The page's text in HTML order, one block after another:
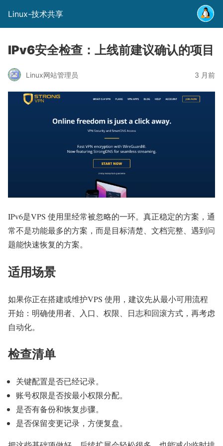
Linux-技术共享
IPv6安全检查：上线前建议确认的项目
Linux网站管理员 3 月前
IPv6是VPS 使用里经常被忽略的一环。真正稳定的方案，通
常不是功能最多的方案，而是目标清楚、文档完整、遇到问
题能快速恢复的方案。
适用场景
如果你正在搭建或维护VPS 使用，建议先从最小可用流程
开始：明确使用者、入口、权限、日志和回滚方式，再考虑
自动化。
检查清单
关键配置是否已经记录。
账号权限是否按最小权限分配。
是否有备份和恢复步骤。
是否保留变更记录，方便复盘。